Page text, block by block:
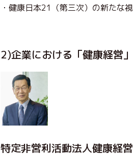
・健康日本21（第三次）の新たな
2)企業における「健康経営
特定非営利活動法人健康